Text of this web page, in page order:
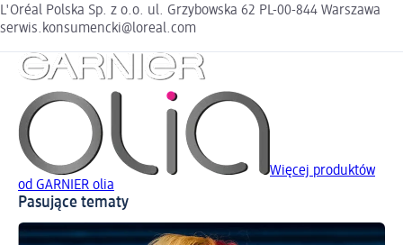
L'Oréal Polska Sp. z o.o. ul. Grzybowska 62 PL-00-844 Warszawa
serwis.konsumencki@loreal.com
Więcej produktów
od GARNIER olia
Pasujące tematy